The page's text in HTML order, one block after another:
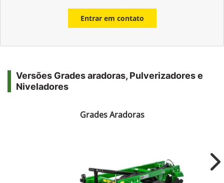
Entrar em contato
Versões Grades aradoras, Pulverizadores e
Niveladores
Grades Aradoras